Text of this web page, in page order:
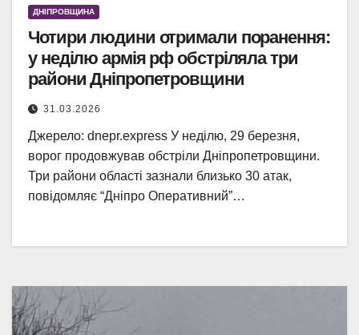
ДНІПРОВЩИНА
Чотири людини отримали поранення:
у неділю армія рф обстріляла три
райони Дніпропетровщини
31.03.2026
Джерело: dnepr.express У неділю, 29 березня,
ворог продовжував обстріли Дніпропетровщини.
Три райони області зазнали близько 30 атак,
повідомляє “Дніпро Оперативний”…